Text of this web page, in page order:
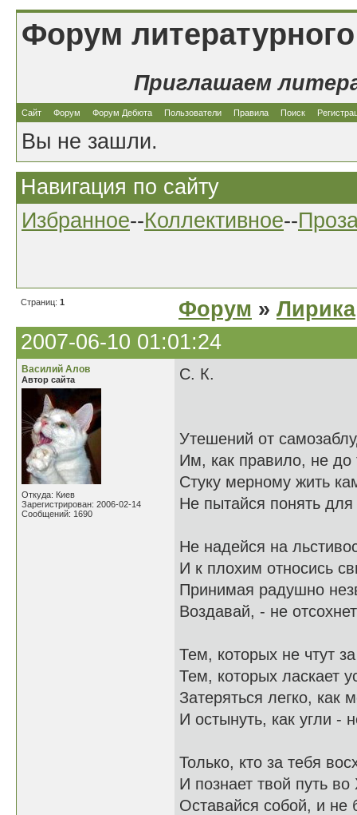
Форум
Приглашаем
Сайт Форум Форум Дебюта Пользователи Правила Поиск
Вы не зашли.
Навигация по сайту
Избранное--Коллективное--
Страниц: 1 Форум » Лирика
2007-06-10 01:01:24
Василий Алов
Автор сайта
Откуда: Киев
Зарегистрирован: 2006-02-14
Сообщений: 1690
С. К.
Утешений от
Им, как правило, не до
Стуку мерному жить
Не пытайся понять для
Не надейся на
И к плохим относись
Принимая радушно
Воздавай, - не
Тем, которых не чтут
Тем, которых ласкает
Затеряться легко, как
И остынуть, как угли -
Только, кто за тебя
И познает твой путь во
Оставайся собой, и не